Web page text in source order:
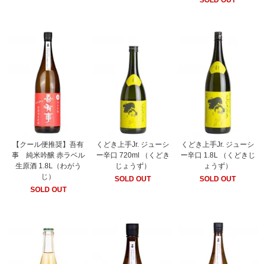
【クール便推奨】吾有
事 純米吟醸 赤ラベル
生原酒 1.8L（わがう
じ）
SOLD OUT
くどき上手Jr. ジューシ
ー辛口 720ml （くどき
じょうず）
SOLD OUT
くどき上手Jr. ジューシ
ー辛口 1.8L （くどきじ
ょうず）
SOLD OUT